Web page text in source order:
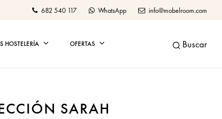
682 540 117 WhatsApp info@mobelroom.com
HOSTELERÍA OFERTAS Buscar
SARAH